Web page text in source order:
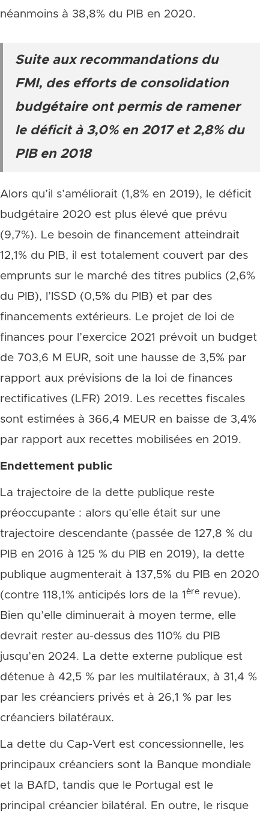
néanmoins à 38,8% du PIB en 2020.
Suite aux recommandations du
FMI, des efforts de consolidation
budgétaire ont permis de ramener
le déficit à 3,0% en 2017 et 2,8% du
PIB en 2018
Alors qu’il s’améliorait (1,8% en 2019), le déficit
budgétaire 2020 est plus élevé que prévu
(9,7%). Le besoin de financement atteindrait
12,1% du PIB, il est totalement couvert par des
emprunts sur le marché des titres publics (2,6%
du PIB), l’ISSD (0,5% du PIB) et par des
financements extérieurs. Le projet de loi de
finances pour l’exercice 2021 prévoit un budget
de 703,6 M EUR, soit une hausse de 3,5% par
rapport aux prévisions de la loi de finances
rectificatives (LFR) 2019. Les recettes fiscales
sont estimées à 366,4 MEUR en baisse de 3,4%
par rapport aux recettes mobilisées en 2019.
Endettement public
La trajectoire de la dette publique reste
préoccupante : alors qu’elle était sur une
trajectoire descendante (passée de 127,8 % du
PIB en 2016 à 125 % du PIB en 2019), la dette
publique augmenterait à 137,5% du PIB en 2020
(contre 118,1% anticipés lors de la 1 ère revue).
Bien qu’elle diminuerait à moyen terme, elle
devrait rester au-dessus des 110% du PIB
jusqu’en 2024. La dette externe publique est
détenue à 42,5 % par les multilatéraux, à 31,4 %
par les créanciers privés et à 26,1 % par les
créanciers bilatéraux.
La dette du Cap-Vert est concessionnelle, les
principaux créanciers sont la Banque mondiale
et la BAfD, tandis que le Portugal est le
principal créancier bilatéral. En outre, le risque